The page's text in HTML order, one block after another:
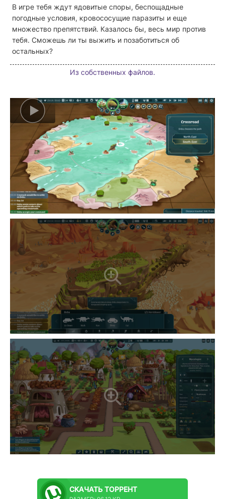
В игре тебя ждут ядовитые споры, беспощадные
погодные условия, кровососущие паразиты и еще
множество препятствий. Казалось бы, весь мир против
тебя. Сможешь ли ты выжить и позаботиться об
остальных?
Из собственных файлов.
СКАЧАТЬ ТОРРЕНТ